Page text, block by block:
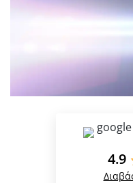
4.9